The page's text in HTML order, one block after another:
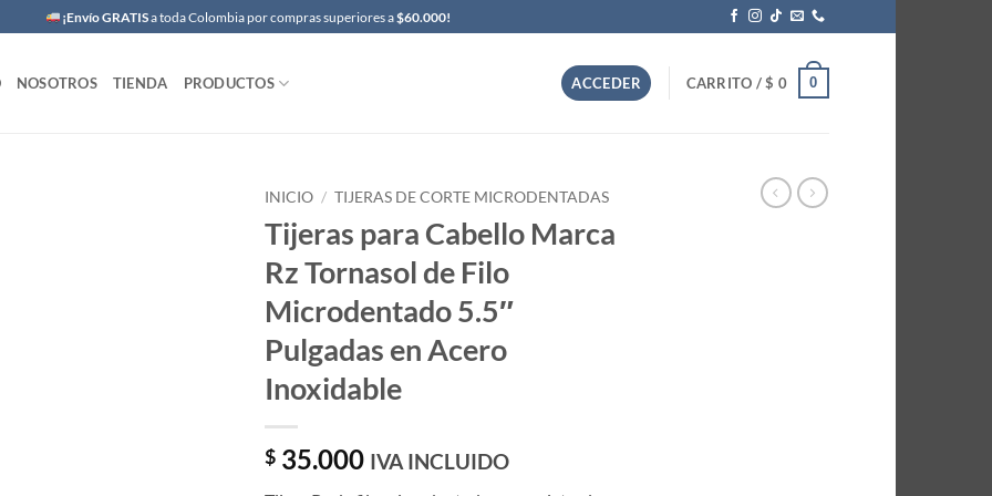
¡Envío GRATISa toda Colombia por compras superiores a$60.000!
NOSOTROS TIENDA PRODUCTOS ACCEDER CARRITO /$ 0 0
INICIO / TIJERAS DE CORTE MICRODENTADAS
Tijeras para Cabello Marca
Rz Tornasol de Filo
Microdentado 5.5″
Pulgadas en Acero
Inoxidable
$ 35.000 IVA INCLUIDO